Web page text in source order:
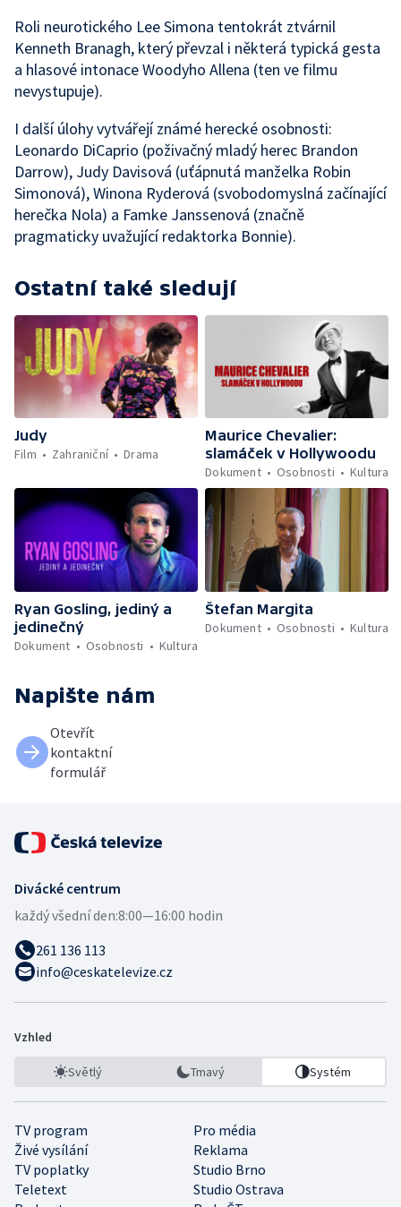
Roli neurotického Lee Simona tentokrát ztvárnil
Kenneth Branagh, který převzal i některá typická gesta
a hlasové intonace Woodyho Allena (ten ve filmu
nevystupuje).
I další úlohy vytvářejí známé herecké osobnosti:
Leonardo DiCaprio (poživačný mladý herec Brandon
Darrow), Judy Davisová (uťápnutá manželka Robin
Simonová), Winona Ryderová (svobodomyslná začínající
herečka Nola) a Famke Janssenová (značně
pragmaticky uvažující redaktorka Bonnie).
Ostatní také sledují
Judy
Film
Zahraniční Drama
Maurice Chevalier:
slamáček v Hollywoodu
Dokument
Osobnosti Kultura
Ryan Gosling, jediný a
jedinečný
Dokument
Osobnosti Kultura
Štefan Margita
Dokument
Osobnosti Kultura
Napište nám
Otevřít
kontaktní
formulář
Divácké centrum
každý všední den:8:00—16:00 hodin
261 136 113
info@ceskatelevize.cz
Vzhled
Světlý Tmavý Systém
TV program
Pro média
Živé vysílání
Reklama
TV poplatky
Studio Brno
Teletext
Studio Ostrava